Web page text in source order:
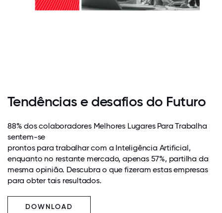
Tendências e desafios do Futuro
88% dos colaboradores Melhores Lugares Para Trabalha
sentem-se
prontos para trabalhar com a Inteligência Artificial,
enquanto no restante mercado, apenas 57%, partilha da
mesma opinião. Descubra o que fizeram estas empresas
para obter tais resultados.
DOWNLOAD